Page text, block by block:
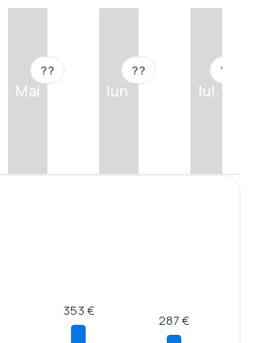
Mai
??
Iun.
??
Iul.
??
353 €
287 €